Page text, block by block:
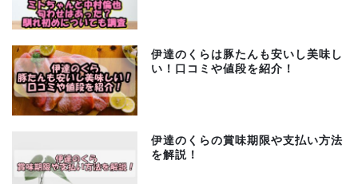
伊達のくらは豚たんも安いし美味し
い！口コミや値段を紹介！
伊達のくらの賞味期限や支払い方法
を解説！